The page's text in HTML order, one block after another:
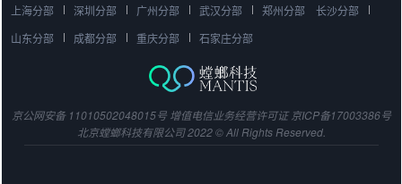
上海分部 深圳分部 广州分部 武汉分部 郑州分部
长沙分部
山东分部
成都分部 重庆分部 石家庄分部
京公网安备 11010502048015号 增值电信业务经营许可证 京ICP备17003386号
北京螳螂科技有限公司 2022 © All Rights Reserved.